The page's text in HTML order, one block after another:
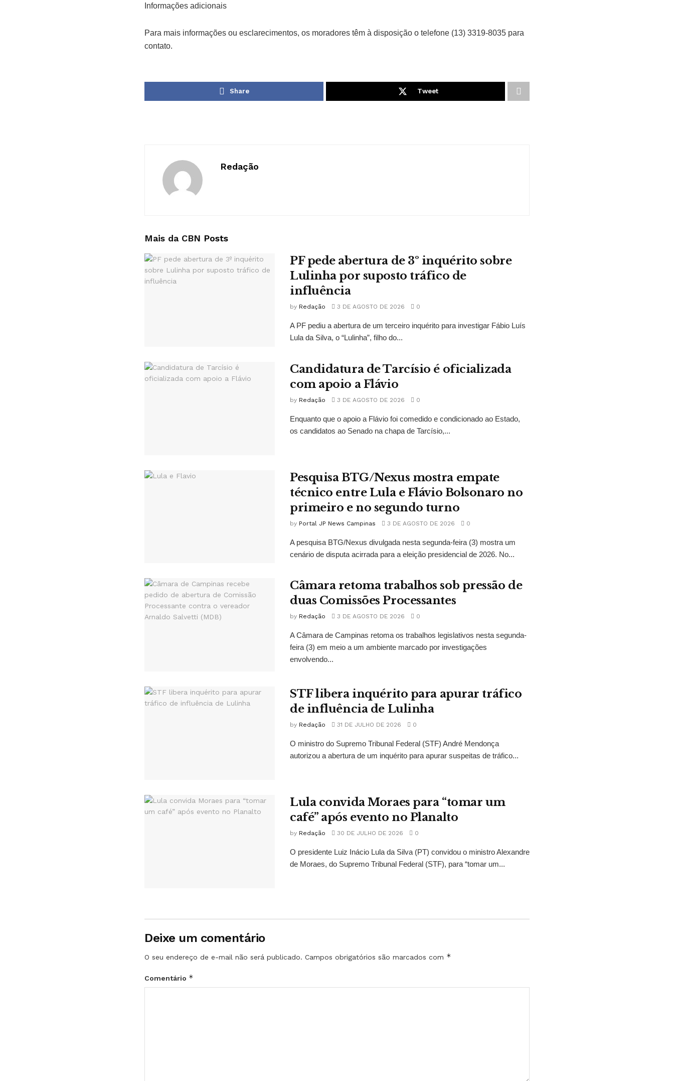
Informações adicionais
Para mais informações ou esclarecimentos, os moradores têm à disposição o telefone (13) 3319-8035 para
contato.
Share Tweet
Redação
Mais da CBN Posts
PF pede abertura de 3º inquérito sobre
Lulinha por suposto tráfico de
influência
by Redação 3 DE AGOSTO DE 2026 0
A PF pediu a abertura de um terceiro inquérito para investigar Fábio Luís
Lula da Silva, o “Lulinha”, filho do...
Candidatura de Tarcísio é oficializada
com apoio a Flávio
by Redação 3 DE AGOSTO DE 2026 0
Enquanto que o apoio a Flávio foi comedido e condicionado ao Estado,
os candidatos ao Senado na chapa de Tarcísio,...
Pesquisa BTG/Nexus mostra empate
técnico entre Lula e Flávio Bolsonaro no
primeiro e no segundo turno
by Portal JP News Campinas 3 DE AGOSTO DE 2026 0
A pesquisa BTG/Nexus divulgada nesta segunda-feira (3) mostra um
cenário de disputa acirrada para a eleição presidencial de 2026. No...
Câmara retoma trabalhos sob pressão de
duas Comissões Processantes
by Redação 3 DE AGOSTO DE 2026 0
A Câmara de Campinas retoma os trabalhos legislativos nesta segunda-
feira (3) em meio a um ambiente marcado por investigações
envolvendo...
STF libera inquérito para apurar tráfico
de influência de Lulinha
by Redação 31 DE JULHO DE 2026 0
O ministro do Supremo Tribunal Federal (STF) André Mendonça
autorizou a abertura de um inquérito para apurar suspeitas de tráfico...
Lula convida Moraes para “tomar um
café” após evento no Planalto
by Redação 30 DE JULHO DE 2026 0
O presidente Luiz Inácio Lula da Silva (PT) convidou o ministro Alexandre
de Moraes, do Supremo Tribunal Federal (STF), para “tomar um...
Deixe um comentário
O seu endereço de e-mail não será publicado. Campos obrigatórios são marcados com *
Comentário *